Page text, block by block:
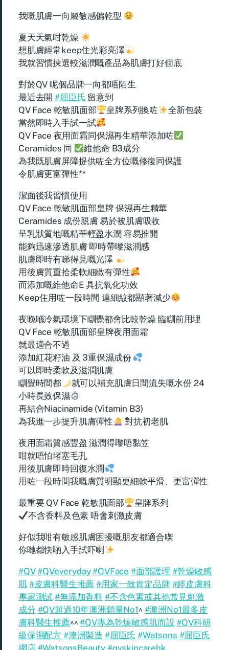
我嘅肌膚一向屬敏感偏乾型
夏天天氣咁乾燥
想肌膚經常keep住光彩亮澤
我就習慣揀選較滋潤嘅產品為肌膚打好個底
對於QV 呢個品牌一向都唔陌生
最近去開#屈臣氏 留意到
QV Face 乾敏肌面部
皇牌系列換咗
全新包裝
當然即時入手試一試
QV Face 夜用面霜同保濕再生精華添加咗
Ceramides 同
維他命 B3成分
為我既肌膚屏障提供咗全方位嘅修復同保護
令肌膚更富彈性**
潔面後我習慣使用
QV Face 乾敏肌面部皇牌 保濕再生精華
Ceramides 成份親膚 易於被肌膚吸收
呈乳狀質地嘅精華輕盈水潤 容易推開
能夠迅速滲透肌膚 即時帶嚟滋潤感
肌膚即時有睇得見嘅光澤
用後膚質重拾柔軟細緻有彈性
而添加嘅維他命E 具抗氧化功效
Keep住用咗一段時間 連細紋都顯著減少
夜晚喺冷氣環境下瞓覺都會比較乾燥 臨瞓前用埋
QV Face 乾敏肌面部皇牌夜用面霜
就最適合不過
添加紅花籽油 及 3重保濕成份
可以即時柔軟及滋潤肌膚
瞓覺時間都
就可以補充肌膚日間流失嘅水份 24
小時長效保濕
再結合Niacinamide (Vitamin B3)
為我進一步提升肌膚彈性
對抗初老肌
夜用面霜質感豐盈 滋潤得嚟唔黏笠
咁就唔怕堵塞毛孔
用後肌膚即時回復水潤
用咗一段時間我嘅膚質明顯更細軟平滑、更富彈性
最重要 QV Face 乾敏肌面部
皇牌系列
不含香料及色素 唔會刺激皮膚
好似我咁有敏感肌膚困擾嘅朋友都適合㗎
你哋都快啲入手試吓喇
#QV#QVeveryday#QVFace #面部護理 #乾燥敏感
肌 #皮膚科醫生推薦 #用家一致肯定品牌 #經皮膚科
專家測試 #無添加香料 #不含色素或其他常見刺激
成分 #QV超過10年澳洲銷量No1^ #澳洲No1最多皮
膚科醫生推薦^^#QV專為乾燥敏感肌而設 #QV科研
級保濕配方 #澳洲製造 #屈臣氏 #Watsons #屈臣氏